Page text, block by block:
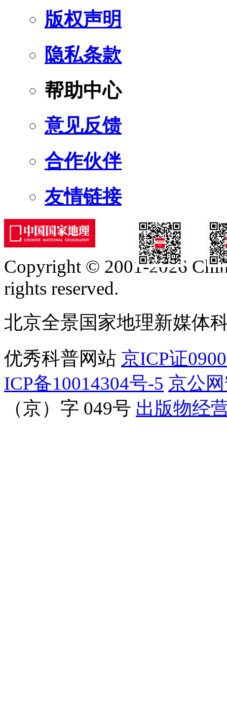
版权声明
隐私条款
帮助中心
意见反馈
合作伙伴
友情链接
订阅号
Copyright © 2001-2026
rights reserved.
北京全景国家地理新媒体
优秀科普网站 京ICP证
ICP备10014304号-5 京公
（京）字 049号 出版物经